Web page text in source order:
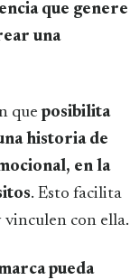
que genere
una
queposibilita
historia de
en la
. Esto facilita
vinculen con ella.
pueda